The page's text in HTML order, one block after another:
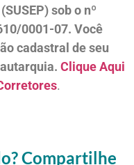
sob o nº
0001-07. Você
cadastral de seu
Clique Aqui
.
Compartilhe